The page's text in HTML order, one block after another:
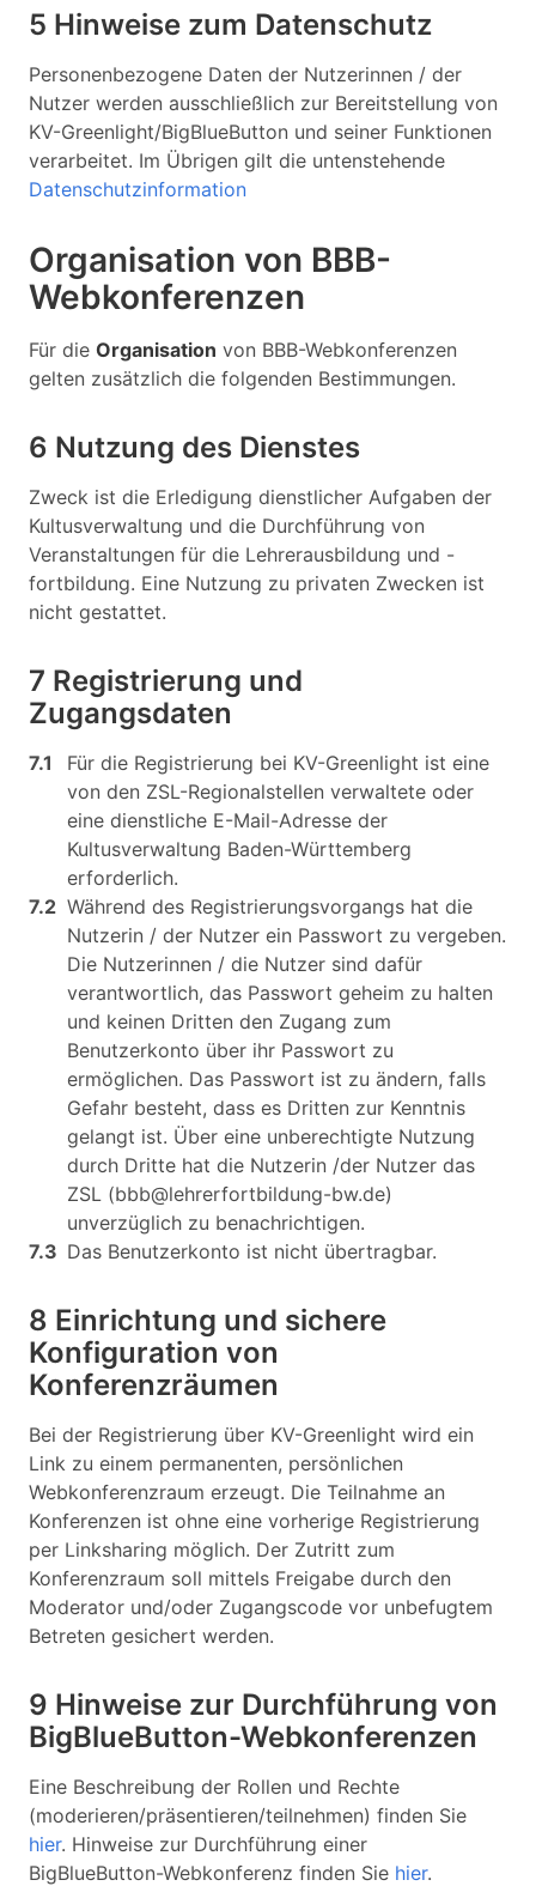
5 Hinweise zum Datenschutz
Personenbezogene Daten der Nutzerinnen / der
Nutzer werden ausschließlich zur Bereitstellung von
KV-Greenlight/BigBlueButton und seiner Funktionen
verarbeitet. Im Übrigen gilt die untenstehende
Datenschutzinformation
Organisation von BBB-
Webkonferenzen
Für die Organisation von BBB-Webkonferenzen
gelten zusätzlich die folgenden Bestimmungen.
6 Nutzung des Dienstes
Zweck ist die Erledigung dienstlicher Aufgaben der
Kultusverwaltung und die Durchführung von
Veranstaltungen für die Lehrerausbildung und -
fortbildung. Eine Nutzung zu privaten Zwecken ist
nicht gestattet.
7 Registrierung und
Zugangsdaten
7.1
Für die Registrierung bei KV-Greenlight ist eine
von den ZSL-Regionalstellen verwaltete oder
eine dienstliche E-Mail-Adresse der
Kultusverwaltung Baden-Württemberg
erforderlich.
7.2 Während des Registrierungsvorgangs hat die
Nutzerin / der Nutzer ein Passwort zu vergeben.
Die Nutzerinnen / die Nutzer sind dafür
verantwortlich, das Passwort geheim zu halten
und keinen Dritten den Zugang zum
Benutzerkonto über ihr Passwort zu
ermöglichen. Das Passwort ist zu ändern, falls
Gefahr besteht, dass es Dritten zur Kenntnis
gelangt ist. Über eine unberechtigte Nutzung
durch Dritte hat die Nutzerin /der Nutzer das
ZSL (bbb@lehrerfortbildung-bw.de)
unverzüglich zu benachrichtigen.
7.3 Das Benutzerkonto ist nicht übertragbar.
8 Einrichtung und sichere
Konfiguration von
Konferenzräumen
Bei der Registrierung über KV-Greenlight wird ein
Link zu einem permanenten, persönlichen
Webkonferenzraum erzeugt. Die Teilnahme an
Konferenzen ist ohne eine vorherige Registrierung
per Linksharing möglich. Der Zutritt zum
Konferenzraum soll mittels Freigabe durch den
Moderator und/oder Zugangscode vor unbefugtem
Betreten gesichert werden.
9 Hinweise zur Durchführung von
BigBlueButton-Webkonferenzen
Eine Beschreibung der Rollen und Rechte
(moderieren/präsentieren/teilnehmen) finden Sie
hier. Hinweise zur Durchführung einer
BigBlueButton-Webkonferenz finden Sie hier.